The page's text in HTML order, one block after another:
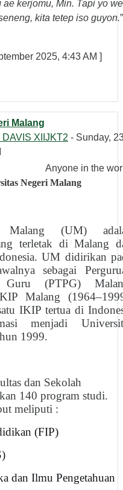
ae kerjomu, Min. Tapi yo
kita tetep iso guyon.”
2025, 4:43 AM ]
Malang
XIIJKT2 - Sunday,
Anyone in the
Negeri Malang
Malang (UM)
terletak di Malang
UM didirikan
sebagai
(PTPG)
Malang
IKIP tertua di
menjadi
1999.
dan Sekolah
140 program studi.
meliputi :
(FIP)
dan Ilmu Pengetahuan